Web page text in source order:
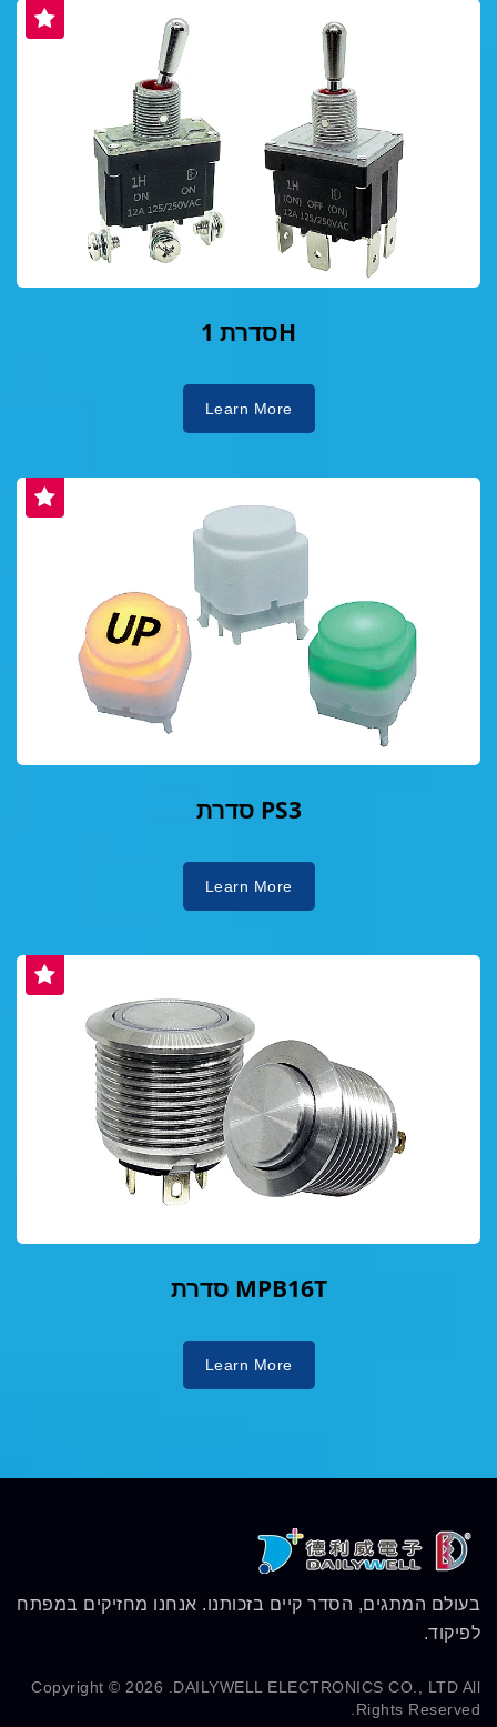
סדרת 1H
Learn More
סדרת PS3
Learn More
סדרת MPB16T
Learn More
בעולם המתגים, הסדר קיים בזכותנו. אנחנו מחזיקים במפתח
לפיקוד.
Copyright © 2026 DAILYWELL ELECTRONICS CO., LTD. All
Rights Reserved.